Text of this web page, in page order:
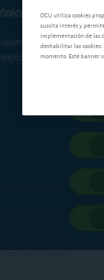
sobre sus inmuebles.
OCU utiliza cookies
suscita interés y
implementación de las
deshabilitar las cookies.
momento. Este banner